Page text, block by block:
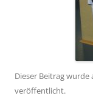
Dieser Beitrag wurde
veröffentlicht.